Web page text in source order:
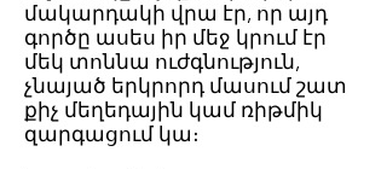
մակարդակի վրա էր, որ այդ
գործը ասես իր մեջ կրում էր
մեկ տոննա ուժգնություն,
չնայած երկրորդ մասում շատ
քիչ մեղեդային կամ ռիթմիկ
զարգացում կա։